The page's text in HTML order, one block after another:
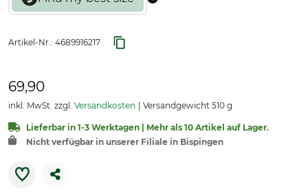
Artikel-Nr.: 4689916217
69,90
inkl. MwSt. zzgl. Versandkosten Versandgewicht 510 g
Lieferbar in 1-3 Werktagen | Mehr als 10 Artikel auf Lager.
Nicht verfügbar in unserer Filiale in Bispingen